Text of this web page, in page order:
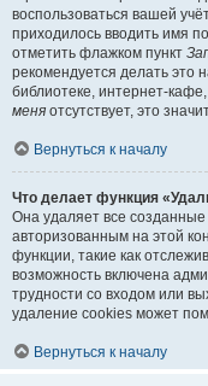
воспользоваться вашей
приходилось вводить имя
отметить флажком пункт
рекомендуется делать это
библиотеке, интернет-
меня отсутствует, это
Вернуться к началу
Что делает функция
Она удаляет все
авторизованным на этой
функции, такие как
возможность включена
трудности со входом или
удаление cookies может
Вернуться к началу